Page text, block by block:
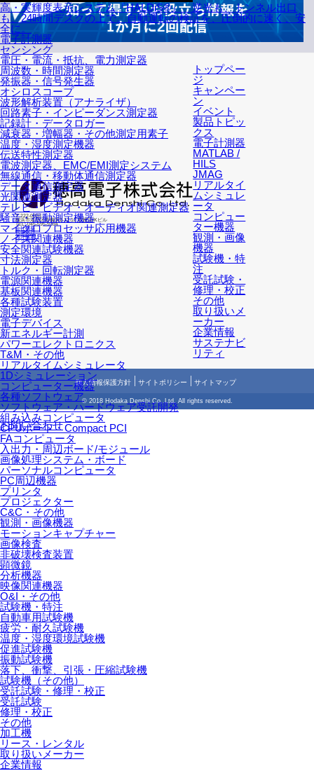
高・実輝度表示システム『HALDiS®』 逆光も、トンネル出口
も、24時間デスクの上で。自動運転の検証を、圧倒的に速く、安
全に。
電子計測器
センシング
電圧・電流・抵抗、電力測定器
周波数・時間測定器
発振器・信号発生器
オシロスコープ
波形解析装置（アナライザ）
回路素子・インピーダンス測定器
記録計・データロガー
減衰器・増幅器・その他測定用素子
温度・湿度測定機器
伝送特性測定器
電波測定器、EMC/EMI測定システム
無線通信・移動体通信測定器
データ通信測定器
光関連測定器
テレビ・ビデオ・オーディオ関連測定器
騒音・振動測定機器
マイクロプロセッサ応用機器
ノイズ関連機器
安全関連試験機器
寸法測定器
トルク・回転測定器
電源関連機器
基板関連機器
各種試験装置
測定環境
電子デバイス
新エネルギー計測
パワーエレクトロニクス
T&M・その他
リアルタイムシミュレータ
1Dシミュレーション
コンピューター機器
各種ソフトウェア
ソフトウェア・ハードウェア受託開発
組み込みコンピュータ
CPUボード・Compact PCI
FAコンピュータ
入出力・周辺ボード/モジュール
画像処理システム・ボード
パーソナルコンピュータ
PC周辺機器
プリンタ
プロジェクター
C&C・その他
観測・画像機器
モーションキャプチャー
画像検査
非破壊検査装置
顕微鏡
分析機器
映像関連機器
O&I・その他
試験機・特注
自動車用試験機
疲労・耐久試験機
温度・湿度環境試験機
促進試験機
振動試験機
落下、衝撃、引張・圧縮試験機
試験機（その他）
受託試験・修理・校正
受託試験
修理・校正
その他
加工機
リース・レンタル
取り扱いメーカー
企業情報
〒222-0033
横浜市港北区新横浜2-12-12 新横浜IKビル
TEL: 045-595-9394
会社概要
営業拠点
海外拠点
アクセス
トップペー
ジ
キャンペー
ン
イベント
製品トピッ
クス
電子計測器
MATLAB /
HILS
JMAG
リアルタイ
ムシミュレ
ータ
コンピュー
ター機器
観測・画像
機器
試験機・特
注
受託試験・
修理・校正
その他
取り扱いメ
ーカー
企業情報
サステナビ
リティ
個人情報保護方針 サイトポリシー サイトマップ
© 2018 Hodaka Denshi Co,.Ltd. All rights reserved.
お問い合わせ